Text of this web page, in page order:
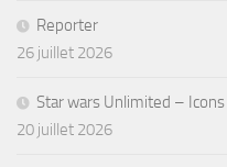
Reporter
26 juillet 2026
Star wars Unlimited – Icons
20 juillet 2026